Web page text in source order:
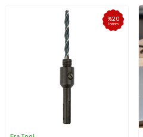
%20
İndirim